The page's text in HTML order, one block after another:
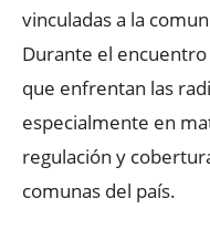
vinculadas a la
Durante el
que enfrentan las
especialmente en
regulación y
comunas del país.